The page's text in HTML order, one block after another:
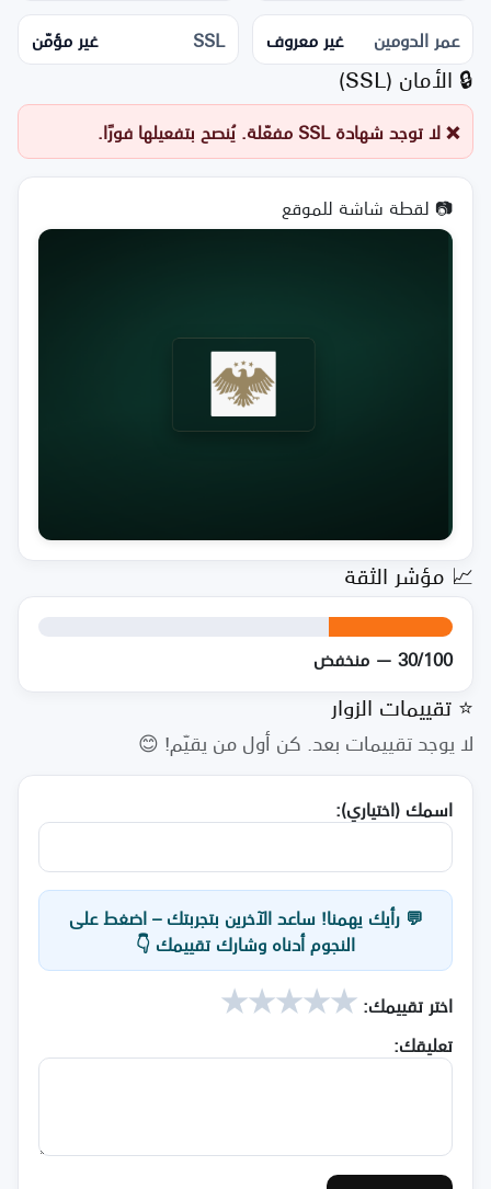
عمر الدومين
غير معروف SSL غير مؤمّن
🔒 الأمان (SSL)
❌ لا توجد شهادة SSL مفعّلة. يُنصح بتفعيلها فورًا.
📷 لقطة شاشة للموقع
📈 مؤشر الثقة
30/100 — منخفض
⭐ تقييمات الزوار
لا يوجد تقييمات بعد. كن أول من يقيّم! 😊
اسمك (اختياري):
💬 رأيك يهمنا! ساعد الآخرين بتجربتك – اضغط على
النجوم أدناه وشارك تقييمك 👇
اختر تقييمك: ★
★
★
★
★
تعليقك: